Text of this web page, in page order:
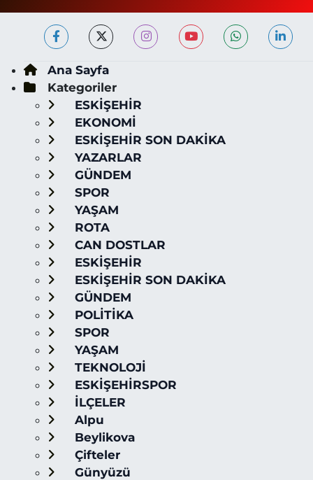
Ana Sayfa
Kategoriler
ESKİŞEHİR
EKONOMİ
ESKİŞEHİR SON DAKİKA
YAZARLAR
GÜNDEM
SPOR
YAŞAM
ROTA
CAN DOSTLAR
ESKİŞEHİR
ESKİŞEHİR SON DAKİKA
GÜNDEM
POLİTİKA
SPOR
YAŞAM
TEKNOLOJİ
ESKİŞEHİRSPOR
İLÇELER
Alpu
Beylikova
Çifteler
Günyüzü